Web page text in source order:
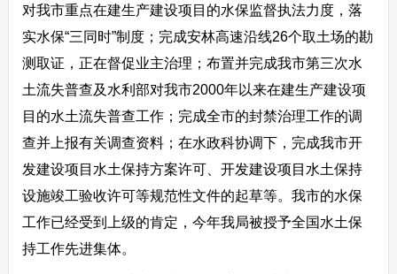
对我市重点在建生产建设项目的水保监督执法力度，落
实水保“三同时”制度；完成安林高速沿线26个取土场的勘
测取证，正在督促业主治理；布置并完成我市第三次水
土流失普查及水利部对我市2000年以来在建生产建设项
目的水土流失普查工作；完成全市的封禁治理工作的调
查并上报有关调查资料；在水政科协调下，完成我市开
发建设项目水土保持方案许可、开发建设项目水土保持
设施竣工验收许可等规范性文件的起草等。我市的水保
工作已经受到上级的肯定，今年我局被授予全国水土保
持工作先进集体。